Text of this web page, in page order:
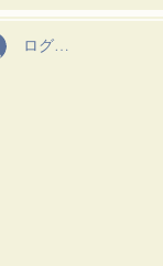
ログイン